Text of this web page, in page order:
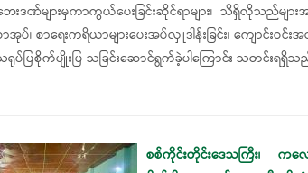
ဒဏ်များမှကာကွယ်ပေးခြင်းဆိုင်ရာများ၊ သိရှိလိုသည်များအပ
၊ စာရေးကရိယာများပေးအပ်လှူဒါန်းခြင်း၊ ကျောင်းဝင်း
သရုပ်ပြစိုက်ပျိုး​ပြ သခြင်းဆောင်ရွက်ခဲ့ပါကြောင်း သတင်းရရှိသ
စစ်ကိုင်းတိုင်းဒေသကြီး၊ က